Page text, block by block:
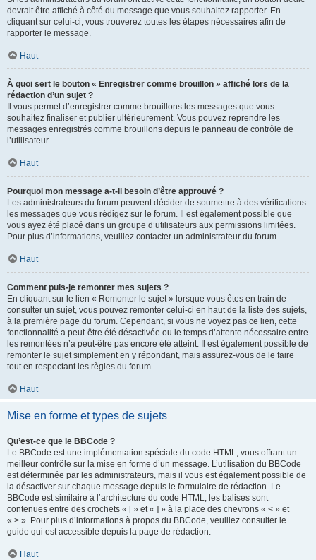
devrait être affiché à côté du message que vous souhaitez rapporter. En
cliquant sur celui-ci, vous trouverez toutes les étapes nécessaires afin de
rapporter le message.
Haut
À quoi sert le bouton « Enregistrer comme brouillon » affiché lors de la
rédaction d’un sujet ?
Il vous permet d’enregistrer comme brouillons les messages que vous
souhaitez finaliser et publier ultérieurement. Vous pouvez reprendre les
messages enregistrés comme brouillons depuis le panneau de contrôle de
l’utilisateur.
Haut
Pourquoi mon message a-t-il besoin d’être approuvé ?
Les administrateurs du forum peuvent décider de soumettre à des vérifications
les messages que vous rédigez sur le forum. Il est également possible que
vous ayez été placé dans un groupe d’utilisateurs aux permissions limitées.
Pour plus d’informations, veuillez contacter un administrateur du forum.
Haut
Comment puis-je remonter mes sujets ?
En cliquant sur le lien « Remonter le sujet » lorsque vous êtes en train de
consulter un sujet, vous pouvez remonter celui-ci en haut de la liste des sujets,
à la première page du forum. Cependant, si vous ne voyez pas ce lien, cette
fonctionnalité a peut-être été désactivée ou le temps d’attente nécessaire entre
les remontées n’a peut-être pas encore été atteint. Il est également possible de
remonter le sujet simplement en y répondant, mais assurez-vous de le faire
tout en respectant les règles du forum.
Haut
Mise en forme et types de sujets
Qu’est-ce que le BBCode ?
Le BBCode est une implémentation spéciale du code HTML, vous offrant un
meilleur contrôle sur la mise en forme d’un message. L’utilisation du BBCode
est déterminée par les administrateurs, mais il vous est également possible de
la désactiver sur chaque message depuis le formulaire de rédaction. Le
BBCode est similaire à l’architecture du code HTML, les balises sont
contenues entre des crochets « [ » et « ] » à la place des chevrons « < » et
« > ». Pour plus d’informations à propos du BBCode, veuillez consulter le
guide qui est accessible depuis la page de rédaction.
Haut